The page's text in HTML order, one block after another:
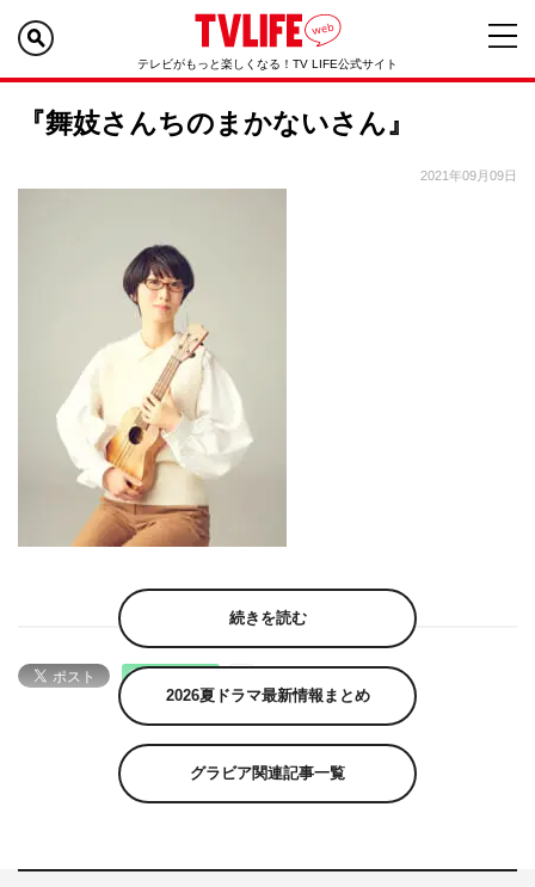
テレビがもっと楽しくなる！TV LIFE公式サイト
『舞妓さんちのまかないさん』
2021年09月09日
続きを読む
2026夏ドラマ最新情報まとめ
グラビア関連記事一覧